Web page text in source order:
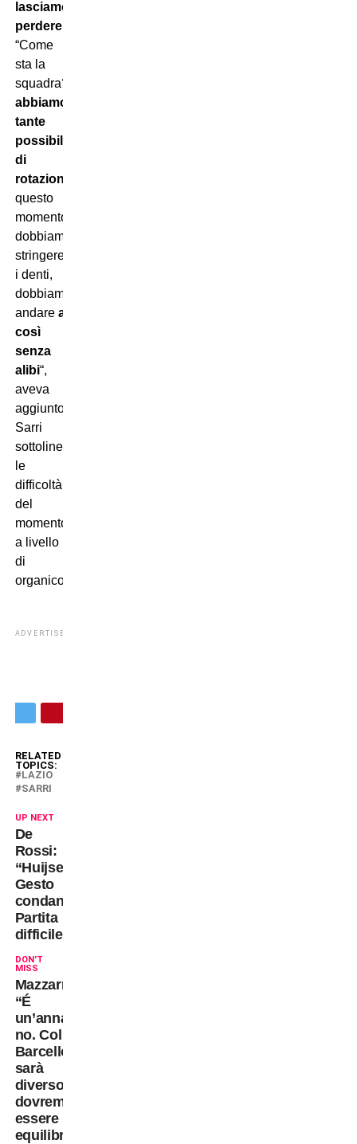
lasciamo
perdere…
“Come
sta la
squadra?
abbiamo
tante
possibilità
di
rotazioni
questo
momento,
dobbiamo
stringere
i denti,
dobbiamo
andare avanti
così
senza
alibi“,
aveva
aggiunto
Sarri
sottolineando
le
difficoltà
del
momento
a livello
di
organico.
ADVERTISEMENT
RELATED
TOPICS:
LAZIO
SARRI
UP NEXT
De
Rossi:
“Huijsen?
Gesto
condannabile.
Partita
difficile”
DON'T
MISS
Mazzarri:
“É
un’annata
no. Col
Barcellona
sarà
diverso,
dovremmo
essere
equilibrati!”